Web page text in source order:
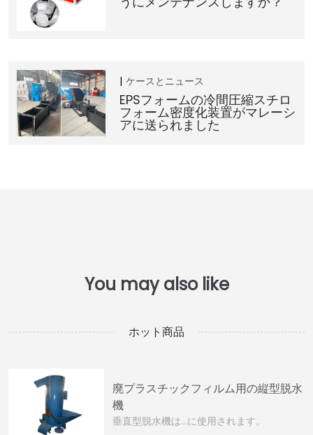
ケースとニュース
EPSフォームの冷間圧縮スチロ
フォーム密度化装置がマレーシ
アに送られました
ホット商品
廃プラスチックフィルム用の縦型脱水
機
垂直型脱水機は…に使用されます。